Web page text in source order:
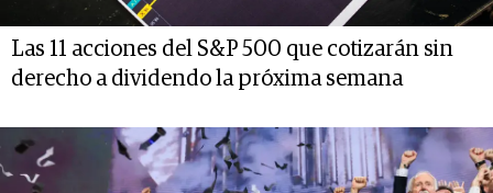
Las 11 acciones del S&P 500 que cotizarán sin
derecho a dividendo la próxima semana